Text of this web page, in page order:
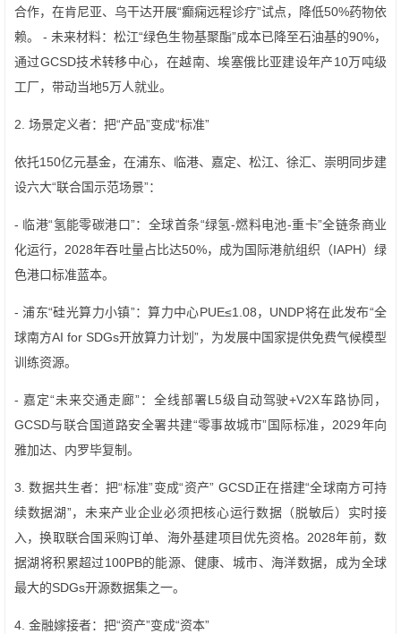
合作，在肯尼亚、乌干达开展“癫痫远程诊疗”试点，降低50%药物依
赖。 - 未来材料：松江“绿色生物基聚酯”成本已降至石油基的90%，
通过GCSD技术转移中心，在越南、埃塞俄比亚建设年产10万吨级
工厂，带动当地5万人就业。
2. 场景定义者：把“产品”变成“标准”
依托150亿元基金，在浦东、临港、嘉定、松江、徐汇、崇明同步建
设六大“联合国示范场景”：
- 临港“氢能零碳港口”：全球首条“绿氢-燃料电池-重卡”全链条商业
化运行，2028年吞吐量占比达50%，成为国际港航组织（IAPH）绿
色港口标准蓝本。
- 浦东“硅光算力小镇”：算力中心PUE≤1.08，UNDP将在此发布“全
球南方AI for SDGs开放算力计划”，为发展中国家提供免费气候模型
训练资源。
- 嘉定“未来交通走廊”：全线部署L5级自动驾驶+V2X车路协同，
GCSD与联合国道路安全署共建“零事故城市”国际标准，2029年向
雅加达、内罗毕复制。
3. 数据共生者：把“标准”变成“资产” GCSD正在搭建“全球南方可持
续数据湖”，未来产业企业必须把核心运行数据（脱敏后）实时接
入，换取联合国采购订单、海外基建项目优先资格。2028年前，数
据湖将积累超过100PB的能源、健康、城市、海洋数据，成为全球
最大的SDGs开源数据集之一。
4. 金融嫁接者：把“资产”变成“资本”